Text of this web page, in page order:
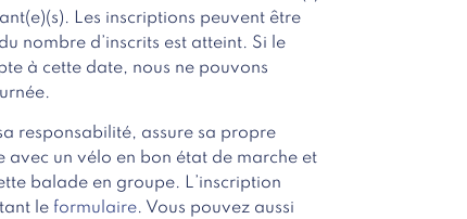
Les inscriptions peuvent être
nombre d’inscrits est atteint. Si le
à cette date, nous ne pouvons
responsabilité, assure sa propre
avec un vélo en bon état de marche et
balade en groupe. L’inscription
le formulaire. Vous pouvez aussi